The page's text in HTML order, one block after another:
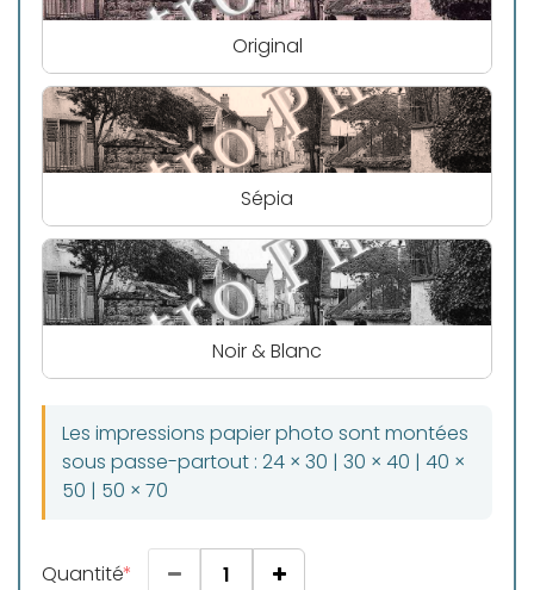
Original
Sépia
Noir & Blanc
Les impressions papier photo sont montées
sous passe-partout : 24 × 30 | 30 × 40 | 40 ×
50 | 50 × 70
Quantité